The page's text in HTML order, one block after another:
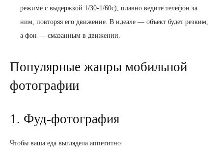
режиме с выдержкой 1/30-1/60с), плавно ведите телефон за
ним, повторяя его движение. В идеале — объект будет резким,
а фон — смазанным в движении.
Популярные жанры мобильной
фотографии
1. Фуд-фотография
Чтобы ваша еда выглядела аппетитно: